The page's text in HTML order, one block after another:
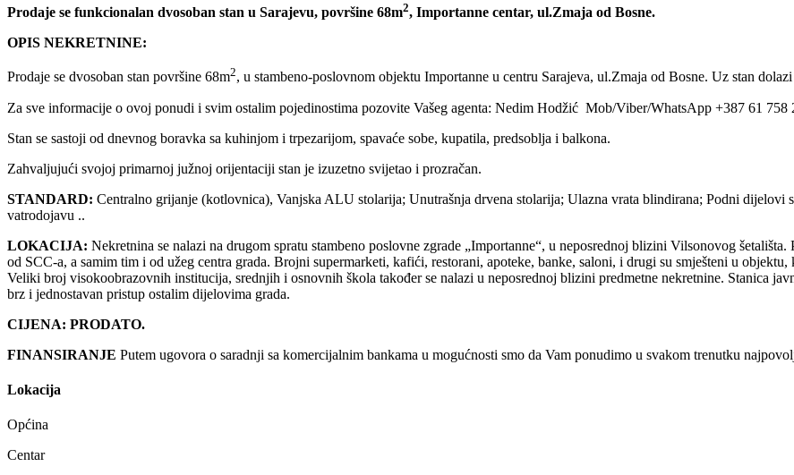
Prodaje se funkcionalan dvosoban stan u Sarajevu, površine 68m2, Importanne centar, ul.Zmaja od Bosne.
OPIS NEKRETNINE:
Prodaje se dvosoban stan površine 68m2, u stambeno-poslovnom objektu Importanne u centru Sarajeva, ul.Zmaja od Bosne. Uz stan
Za sve informacije o ovoj ponudi i svim ostalim pojedinostima pozovite Vašeg agenta: Nedim Hodžić Mob/Viber/WhatsApp +387 61 758
Stan se sastoji od dnevnog boravka sa kuhinjom i trpezarijom, spavaće sobe, kupatila, predsoblja i balkona.
Zahvaljujući svojoj primarnoj južnoj orijentaciji stan je izuzetno svijetao i prozračan.
STANDARD: Centralno grijanje (kotlovnica), Vanjska ALU stolarija; Unutrašnja drvena stolarija; Ulazna vrata blindirana; Podni
vatrodojavu ..
LOKACIJA: Nekretnina se nalazi na drugom spratu stambeno poslovne zgrade „Importanne“, u neposrednoj blizini Vilsonovog
od SCC-a, a samim tim i od užeg centra grada. Brojni supermarketi, kafići, restorani, apoteke, banke, saloni, i drugi su smješteni u
Veliki broj visokoobrazovnih institucija, srednjih i osnovnih škola također se nalazi u neposrednoj blizini predmetne nekretnine. Stanica
brz i jednostavan pristup ostalim dijelovima grada.
CIJENA: PRODATO.
FINANSIRANJE Putem ugovora o saradnji sa komercijalnim bankama u mogućnosti smo da Vam ponudimo u svakom trenutku
Lokacija
Općina
Centar